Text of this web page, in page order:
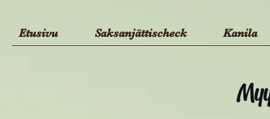
Etusivu Saksanjättischeck Kanila